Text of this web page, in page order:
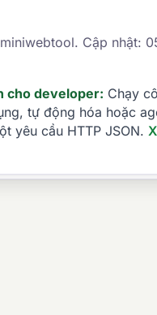
Cập nhật:
cho developer: Chạy
tự động hóa hoặc
yêu cầu HTTP JSON.